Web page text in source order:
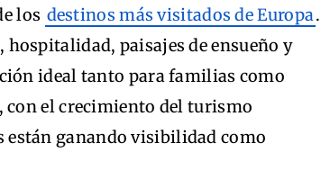
los destinos más visitados de Europa.
paisajes de ensueño y
ideal tanto para familias como
con el crecimiento del turismo
están ganando visibilidad como